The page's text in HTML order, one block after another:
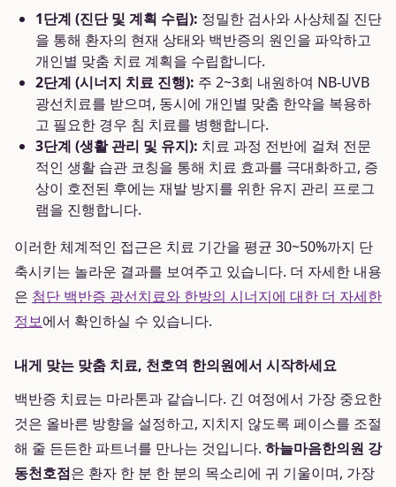
1단계 (진단 및 계획 수립): 정밀한 검사와 사상체질 진단
을 통해 환자의 현재 상태와 백반증의 원인을 파악하고
개인별 맞춤 치료 계획을 수립합니다.
2단계 (시너지 치료 진행): 주 2~3회 내원하여 NB-UVB
광선치료를 받으며, 동시에 개인별 맞춤 한약을 복용하
고 필요한 경우 침 치료를 병행합니다.
3단계 (생활 관리 및 유지): 치료 과정 전반에 걸쳐 전문
적인 생활 습관 코칭을 통해 치료 효과를 극대화하고, 증
상이 호전된 후에는 재발 방지를 위한 유지 관리 프로그
램을 진행합니다.
이러한 체계적인 접근은 치료 기간을 평균 30~50%까지 단
축시키는 놀라운 결과를 보여주고 있습니다. 더 자세한 내용
은 첨단 백반증 광선치료와 한방의 시너지에 대한 더 자세한
정보에서 확인하실 수 있습니다.
내게 맞는 맞춤 치료, 천호역 한의원에서 시작하세요
백반증 치료는 마라톤과 같습니다. 긴 여정에서 가장 중요한
것은 올바른 방향을 설정하고, 지치지 않도록 페이스를 조절
해 줄 든든한 파트너를 만나는 것입니다. 하늘마음한의원 강
동천호점은 환자 한 분 한 분의 목소리에 귀 기울이며, 가장